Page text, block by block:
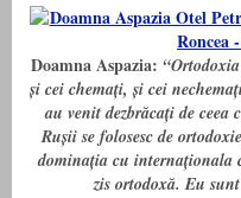
Doamna Aspazia:
și cei chemați, și cei
au venit dezbrăcați de
Rușii se folosesc de
dominația cu internaționala
zis ortodoxă. Eu